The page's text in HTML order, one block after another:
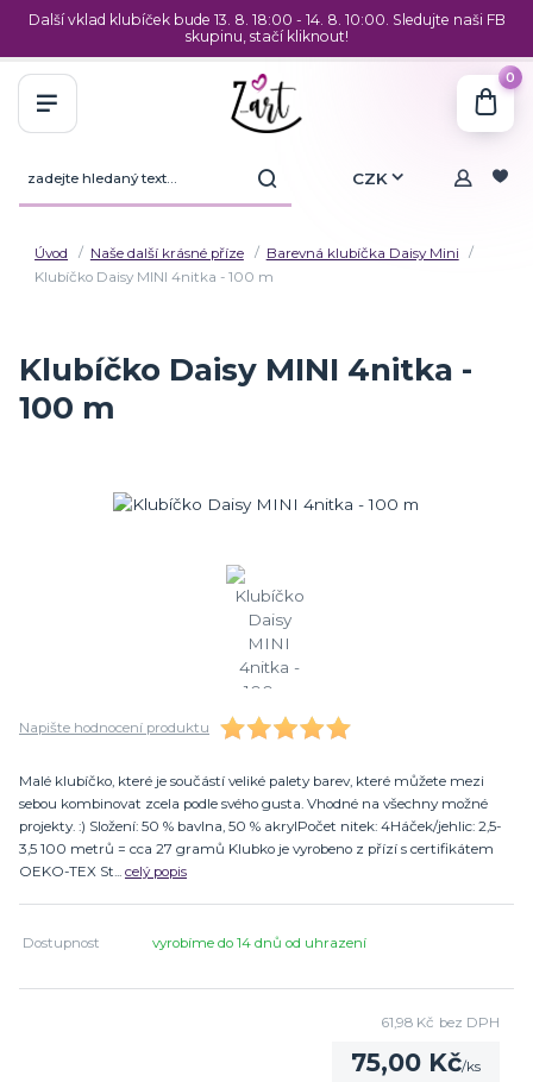
Další vklad klubíček bude 13. 8. 18:00 - 14. 8. 10:00. Sledujte naši FB
skupinu, stačí kliknout!
CZK
0
Úvod Naše další krásné příze
Barevná klubíčka Daisy Mini
Klubíčko Daisy MINI 4nitka - 100 m
Klubíčko Daisy MINI 4nitka -
100 m
Napište hodnocení produktu
Malé klubíčko, které je součástí veliké palety barev, které můžete mezi
sebou kombinovat zcela podle svého gusta. Vhodné na všechny možné
projekty. :) Složení: 50 % bavlna, 50 % akrylPočet nitek: 4Háček/jehlic: 2,5-
3,5 100 metrů = cca 27 gramů Klubko je vyrobeno z přízí s certifikátem
OEKO-TEX St... celý popis
Dostupnost vyrobíme do 14 dnů od uhrazení
75,00 Kč/ks
61,98 Kč bez DPH